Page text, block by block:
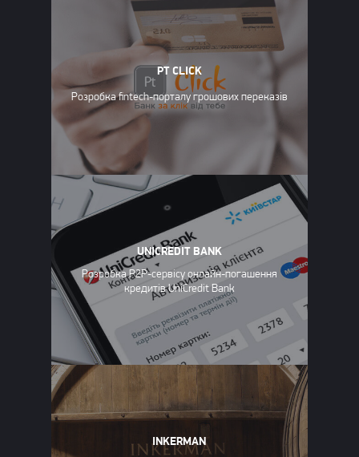
PT CLICK
Розробка fintech-порталу грошових переказів
UNICREDIT BANK
Розробка P2P-сервісу онлайн-погашення
кредитів UniCredit Bank
INKERMAN